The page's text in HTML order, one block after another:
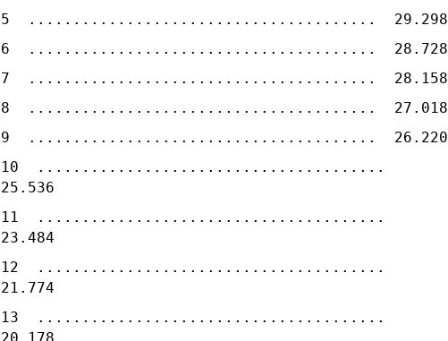
5 ....................................... 29.298
6 ....................................... 28.728
7 ....................................... 28.158
8 ....................................... 27.018
9 ....................................... 26.220
10 .......................................
25.536
11 .......................................
23.484
12 .......................................
21.774
13 .......................................